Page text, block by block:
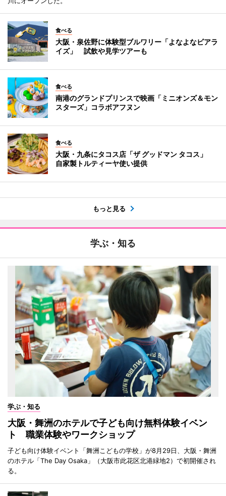
食べる
大阪・泉佐野に体験型ブルワリー「よなよなビアラ
イズ」 試飲や見学ツアーも
食べる
南港のグランドプリンスで映画「ミニオンズ＆モン
スターズ」コラボアフヌン
食べる
大阪・九条にタコス店「ザ グッドマン タコス」
自家製トルティーヤ使い提供
もっと見る
学ぶ・知る
学ぶ・知る
大阪・舞洲のホテルで子ども向け無料体験イベン
ト 職業体験やワークショップ
子ども向け体験イベント「舞洲こどもの学校」が8月29日、大阪・舞洲
のホテル「The Day Osaka」（大阪市此花区北港緑地2）で初開催され
る。